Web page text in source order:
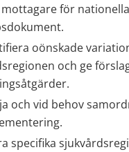
för nationella
oönskade
och ge
och vid behov
specifika